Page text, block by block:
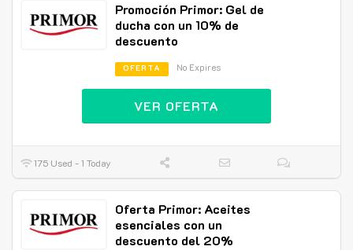
Promoción Primor: Gel de
ducha con un 10% de
descuento
OFERTA No Expires
VER OFERTA
175 Used - 1 Today
Oferta Primor: Aceites
esenciales con un
descuento del 20%